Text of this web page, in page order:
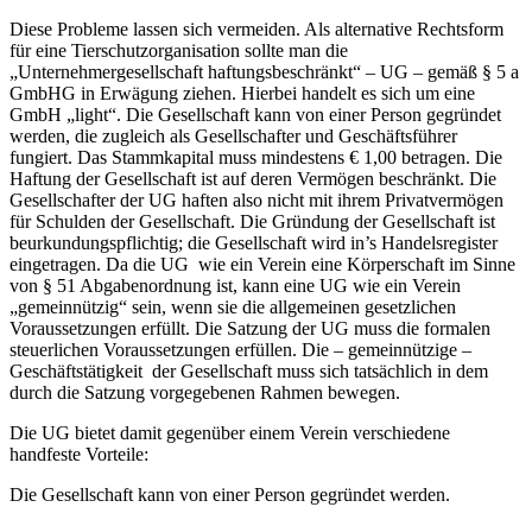
Diese Probleme lassen sich vermeiden. Als alternative Rechtsform
für eine Tierschutzorganisation sollte man die
„Unternehmergesellschaft haftungsbeschränkt“ – UG – gemäß § 5 a
GmbHG in Erwägung ziehen. Hierbei handelt es sich um eine
GmbH „light“. Die Gesellschaft kann von einer Person gegründet
werden, die zugleich als Gesellschafter und Geschäftsführer
fungiert. Das Stammkapital muss mindestens € 1,00 betragen. Die
Haftung der Gesellschaft ist auf deren Vermögen beschränkt. Die
Gesellschafter der UG haften also nicht mit ihrem Privatvermögen
für Schulden der Gesellschaft. Die Gründung der Gesellschaft ist
beurkundungspflichtig; die Gesellschaft wird in’s Handelsregister
eingetragen. Da die UG wie ein Verein eine Körperschaft im Sinne
von § 51 Abgabenordnung ist, kann eine UG wie ein Verein
„gemeinnützig“ sein, wenn sie die allgemeinen gesetzlichen
Voraussetzungen erfüllt. Die Satzung der UG muss die formalen
steuerlichen Voraussetzungen erfüllen. Die – gemeinnützige –
Geschäftstätigkeit der Gesellschaft muss sich tatsächlich in dem
durch die Satzung vorgegebenen Rahmen bewegen.
Die UG bietet damit gegenüber einem Verein verschiedene
handfeste Vorteile:
Die Gesellschaft kann von einer Person gegründet werden.